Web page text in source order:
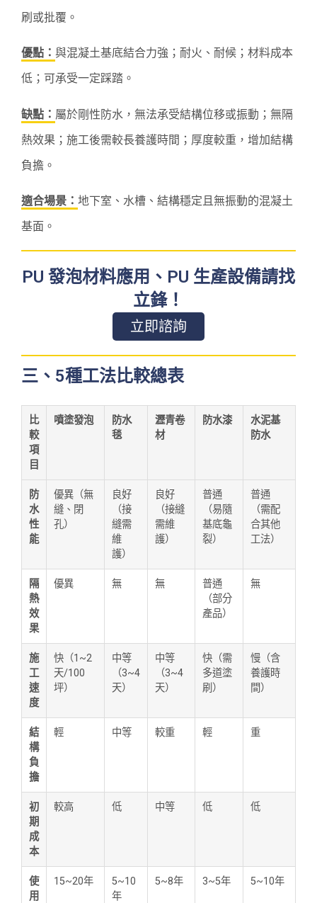
刷或批覆。
優點： 與混凝土基底結合力強；耐火、耐候；材料成本
低；可承受一定踩踏。
缺點： 屬於剛性防水，無法承受結構位移或振動；無隔
熱效果；施工後需較長養護時間；厚度較重，增加結構
負擔。
適合場景： 地下室、水槽、結構穩定且無振動的混凝土
基面。
PU 發泡材料應用、PU 生產設備請找
立鋒！
立即諮詢
三、5種工法比較總表
比
較
項
目
噴塗發泡
防水
毯
瀝青卷
材
防水漆
水泥基
防水
防
水
性
能
優異（無
縫、閉
孔）
良好
（接
縫需
維
護）
良好
（接縫
需維
護）
普通
（易隨
基底龜
裂）
普通
（需配
合其他
工法）
隔
熱
效
果
優異 無 無
普通
（部分
產品）
無
施
工
速
度
快（1~2
天/100
坪）
中等
（3~4
天）
中等
（3~4
天）
快（需
多道塗
刷）
慢（含
養護時
間）
結
構
負
擔
輕 中等 較重 輕 重
初
期
成
本
較高 低 中等 低 低
使
用
15~20年
5~10
年
5~8年 3~5年 5~10年